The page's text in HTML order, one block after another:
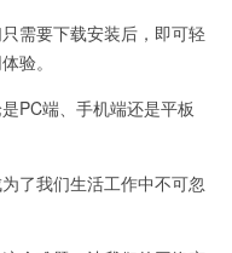
需要下载安装后，即可轻
验。
PC端、手机端还是平板
了我们生活工作中不可忽